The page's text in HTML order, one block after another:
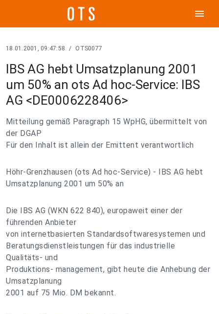
menu
18.01.2001, 09:47:58 / OTS0077
IBS AG hebt Umsatzplanung 2001
um 50% an ots Ad hoc-Service: IBS
AG <DE0006228406>
Mitteilung gemäß Paragraph 15 WpHG, übermittelt von
der DGAP
Für den Inhalt ist allein der Emittent verantwortlich
Höhr-Grenzhausen (ots Ad hoc-Service) - IBS AG hebt
Umsatzplanung 2001 um 50% an
Die IBS AG (WKN 622 840), europaweit einer der
führenden Anbieter
von internetbasierten Standardsoftwaresystemen und
Beratungsdienstleistungen für das industrielle
Qualitäts- und
Produktions- management, gibt heute die Anhebung der
Umsatzplanung
2001 auf 75 Mio. DM bekannt.